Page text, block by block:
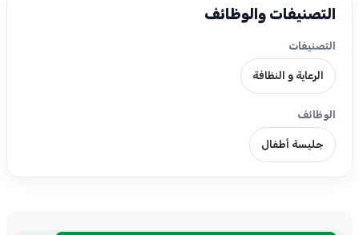
التصنيفات والوظائف
التصنيفات
الرعاية و النظافة
الوظائف
جليسة أطفال